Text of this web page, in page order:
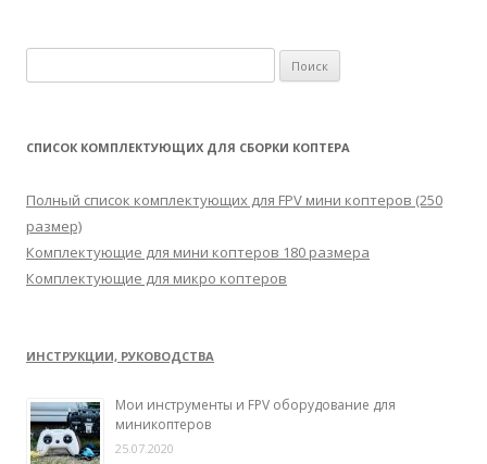
а
СПИСОК КОМПЛЕКТУЮЩИХ ДЛЯ СБОРКИ КОПТЕРА
Полный список комплектующих для FPV мини коптеров (250
размер)
Комплектующие для мини коптеров 180 размера
Комплектующие для микро коптеров
ИНСТРУКЦИИ, РУКОВОДСТВА
Мои инструменты и FPV оборудование для
миникоптеров
25.07.2020